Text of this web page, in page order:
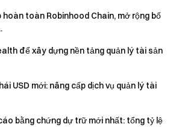
nhiệm
thành báo giá, lời mời gọi hoặc
luôn tìm kiếm tư vấn chuyên nghiệp độc
định đầu tư. Gate có thể hạn chế
vụ tại các khu vực pháp lý nhất định.
toàn Robinhood Chain, mở rộng bố
để xây dựng nền tảng quản lý tài sản
USD mới: nâng cấp dịch vụ quản lý tài
bằng chứng dự trữ mới nhất: tổng tỷ lệ